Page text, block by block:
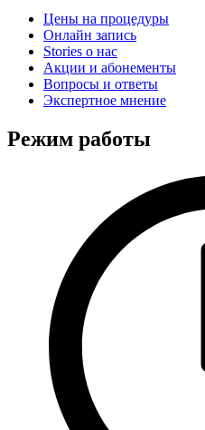
Цены на процедуры
Онлайн запись
Stories о нас
Акции и абонементы
Вопросы и ответы
Экспертное мнение
Режим работы